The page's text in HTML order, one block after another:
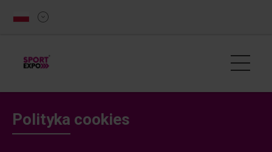
Polityka cookies